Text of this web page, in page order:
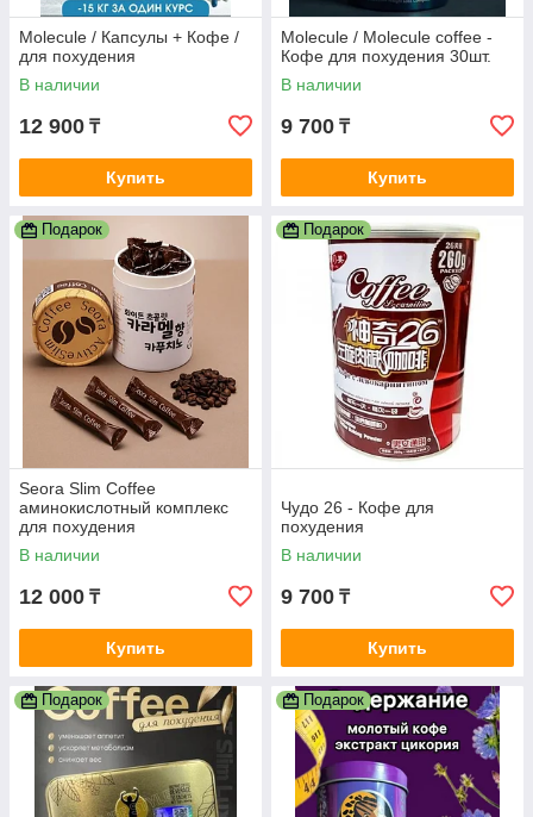
Molecule / Капсулы + Кофе /
для похудения
В наличии
12 900 ₸
Купить
Molecule / Molecule coffee -
Кофе для похудения 30шт.
В наличии
9 700 ₸
Купить
Подарок
Seora Slim Coffee
аминокислотный комплекс
для похудения
В наличии
12 000 ₸
Купить
Подарок
Чудо 26 - Кофе для
похудения
В наличии
9 700 ₸
Купить
Подарок Подарок